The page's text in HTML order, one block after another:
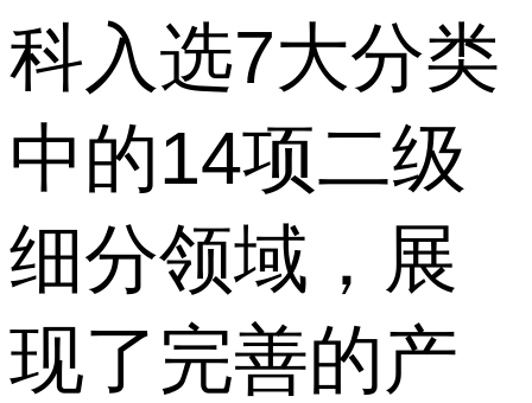
科入选7大分类
中的14项二级
细分领域，展
现了完善的产